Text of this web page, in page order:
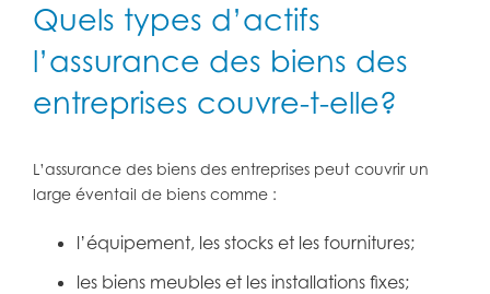
Quels types d’actifs
l’assurance des biens des
entreprises couvre-t-elle?
L’assurance des biens des entreprises peut couvrir un
large éventail de biens comme :
l’équipement, les stocks et les fournitures;
les biens meubles et les installations fixes;